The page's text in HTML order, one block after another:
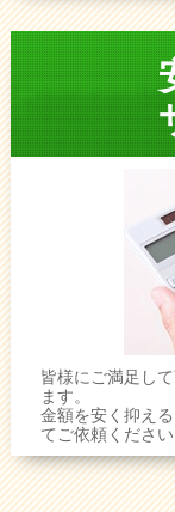
皆様にご満足し
ます。
金額を安く抑え
てご依頼ください